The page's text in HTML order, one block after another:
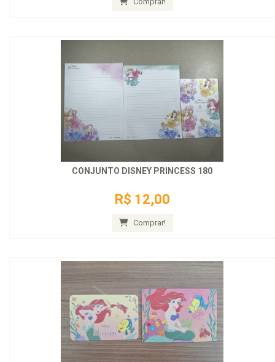
CONJUNTO DISNEY PRINCESS 180
R$ 12,00
Comprar!